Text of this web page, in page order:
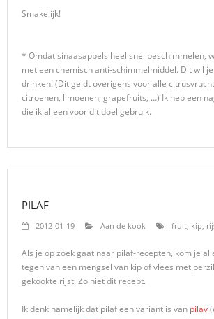
Smakelijk!
* Omdat sinaasappels heel snel beschimmelen,
met een chemisch anti-schimmelmiddel. Dit wil
drinken! (Dit geldt overigens voor alle
citroenen, limoenen, grapefruits, …) Ik heb een
die ik alleen voor dit doel gebruik.
PILAF
2012-01-19 Aan de kook fruit, kip,
Als je op zoek gaat naar pilaf-recepten, kom je
tegen van een mengsel van kip of vlees met
gekookte rijst. Zo niet dit recept.
Ik denk namelijk dat pilaf een variant is van pilav(